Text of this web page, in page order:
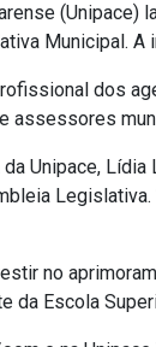
Municipal.
dos
assessores
Unipace,
no
da Escola